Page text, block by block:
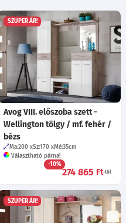
SZUPER ÁR!
Avog VIII. előszoba szett -
Wellington tölgy / mf. fehér /
bézs
Ma:200 Sz:170 Mé:35cm
Választható párna!
-10%
274 865 Ft-tól
SZUPER ÁR!